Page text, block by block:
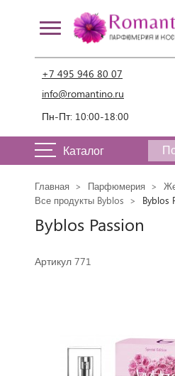
+7 495 946 80 07
info@romantino.ru
Пн-Пт: 10:00-18:00
Каталог
Главная Парфюмерия
Все продукты Byblos
Byblos
Byblos Passion
Артикул 771